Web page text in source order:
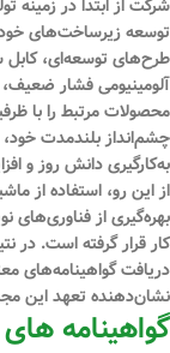
شرکت از ابتدا در زمینه
توسعه زیرساخت‌های
طرح‌های توسعه‌ای، کابل
آلومینیومی فشار ضعیف،
چشم‌انداز بلندمدت
به‌کارگیری دانش روز و
از این رو، استفاده از
بهره‌گیری از فناوری‌های
کار قرار گرفته است. در
دریافت گواهینامه‌های
نشان‌دهنده تعهد این
گواهینامه